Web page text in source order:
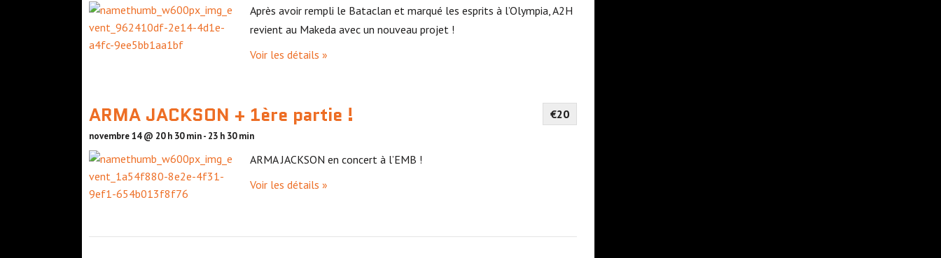
Après avoir rempli le Bataclan et marqué les esprits à l’Olympia, A2H
revient au Makeda avec un nouveau projet !
Voir les détails »
€20
ARMA JACKSON + 1ère partie !
novembre 14 @ 20 h 30 min- 23 h 30 min
ARMA JACKSON en concert à l’EMB !
Voir les détails »